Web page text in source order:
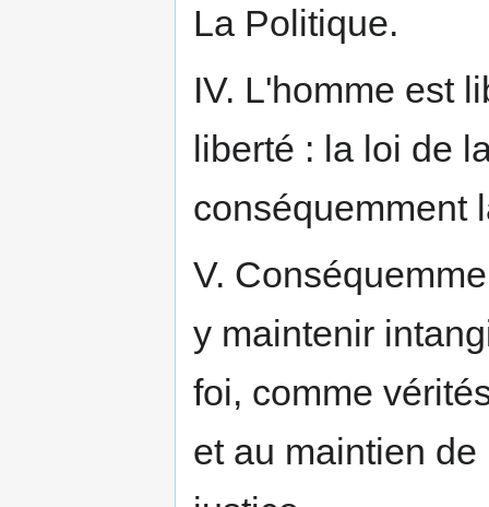
La Politique.
IV. L'homme est
liberté : la loi de
conséquemment
V.
y maintenir
foi, comme
et au maintien